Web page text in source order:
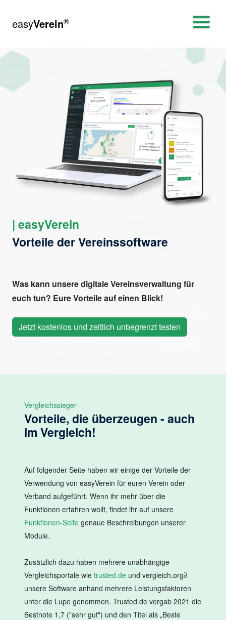
easyVerein®
| easyVerein
Vorteile der Vereinssoftware
Was kann unsere digitale Vereinsverwaltung für
euch tun? Eure Vorteile auf einen Blick!
Jetzt kostenlos und zeitlich unbegrenzt testen
Vergleichssieger
Vorteile, die überzeugen - auch
im Vergleich!
Auf folgender Seite haben wir einige der Vorteile der
Verwendung von easyVerein für euren Verein oder
Verband aufgeführt. Wenn ihr mehr über die
Funktionen erfahren wollt, findet ihr auf unsere
Funktionen-Seite genaue Beschreibungen unserer
Module.
Zusätzlich dazu haben mehrere unabhängige
Vergleichsportale wie trusted.de und vergleich.org∂
unsere Software anhand mehrere Leistungsfaktoren
unter die Lupe genommen. Trusted.de vergab 2021 die
Bestnote 1,7 ("sehr gut") und den Titel als „Beste